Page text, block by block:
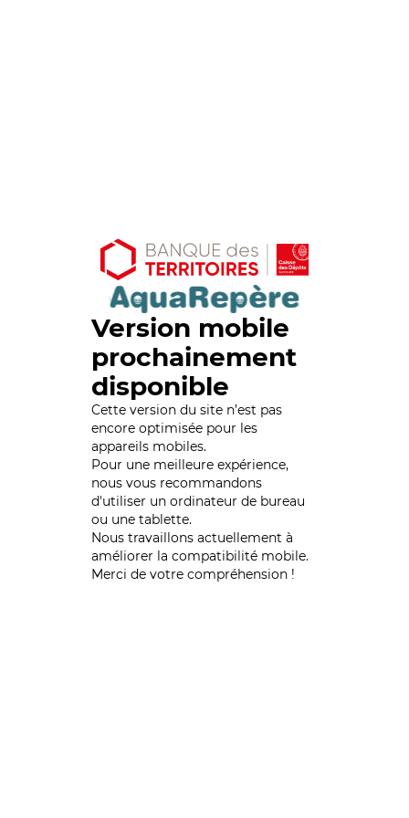
Version mobile
prochainement
disponible
Cette version du site n’est pas
encore optimisée pour les
appareils mobiles.
Pour une meilleure expérience,
nous vous recommandons
d'utiliser un ordinateur de bureau
ou une tablette.
Nous travaillons actuellement à
améliorer la compatibilité mobile.
Merci de votre compréhension !